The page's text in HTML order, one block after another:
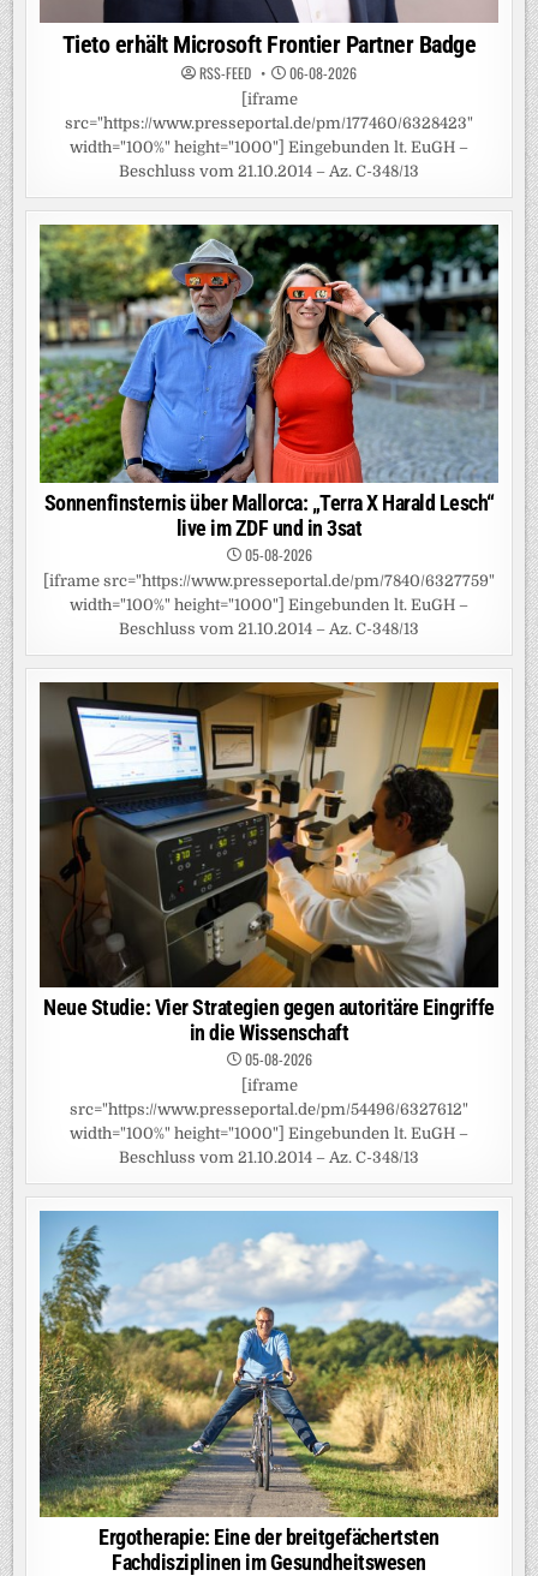
Tieto erhält Microsoft Frontier Partner Badge
RSS-FEED 06-08-2026
[iframe
src="https://www.presseportal.de/pm/177460/6328423"
width="100%" height="1000"] Eingebunden lt. EuGH –
Beschluss vom 21.10.2014 – Az. C-348/13
Sonnenfinsternis über Mallorca: „Terra X Harald Lesch“
live im ZDF und in 3sat
05-08-2026
[iframe src="https://www.presseportal.de/pm/7840/6327759"
width="100%" height="1000"] Eingebunden lt. EuGH –
Beschluss vom 21.10.2014 – Az. C-348/13
Neue Studie: Vier Strategien gegen autoritäre Eingriffe
in die Wissenschaft
05-08-2026
[iframe
src="https://www.presseportal.de/pm/54496/6327612"
width="100%" height="1000"] Eingebunden lt. EuGH –
Beschluss vom 21.10.2014 – Az. C-348/13
Ergotherapie: Eine der breitgefächertsten
Fachdisziplinen im Gesundheitswesen